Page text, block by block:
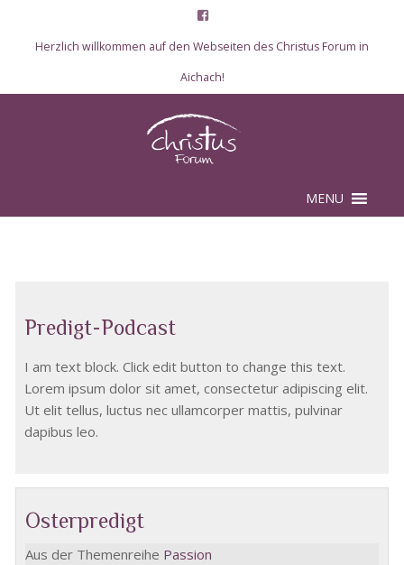
Herzlich willkommen auf den Webseiten des Christus Forum in
Aichach!
MENU
Predigt-Podcast
I am text block. Click edit button to change this text.
Lorem ipsum dolor sit amet, consectetur adipiscing elit.
Ut elit tellus, luctus nec ullamcorper mattis, pulvinar
dapibus leo.
Osterpredigt
Aus der Themenreihe Passion